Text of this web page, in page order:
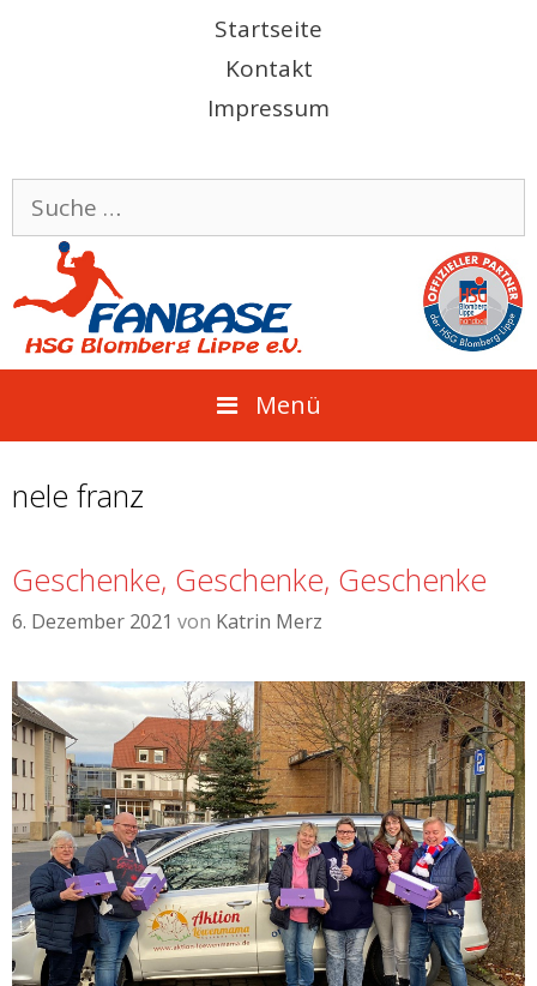
Startseite
Kontakt
Impressum
Suche
nach:
Menü
nele franz
Geschenke, Geschenke, Geschenke
6. Dezember 2021 von Katrin Merz